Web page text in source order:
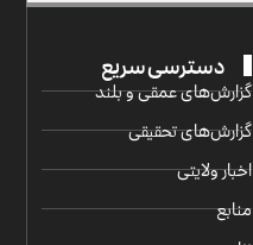
دسترسی سریع
گزارش‌‌های عمقی و بلند
گزارش‌های تحقیقی
اخبار ولایتی
منابع